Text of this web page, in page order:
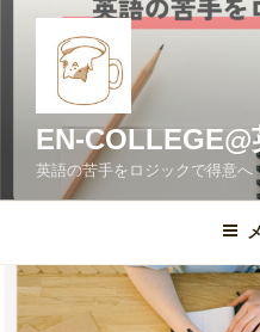
プ
EN-
英語の苦手をロジックで得意へ